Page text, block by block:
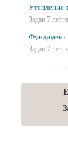
Утепление
Задан 7 лет
Фундамент
Задан 7 лет